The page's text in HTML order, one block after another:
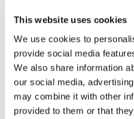
This website uses cookies
We use cookies to
provide social media
We also share information
our social media,
may combine it with other
provided to them or that
Lorenzo Poli. «Per raggiungere
indispensabile che la revisione
che rafforzino la competitività del
regole coerenti con la realtà
favorire gli investimenti senza
delocalizzazione produttiva. La
solo se riuscirà a mantenere in
capacità di innovazione.»